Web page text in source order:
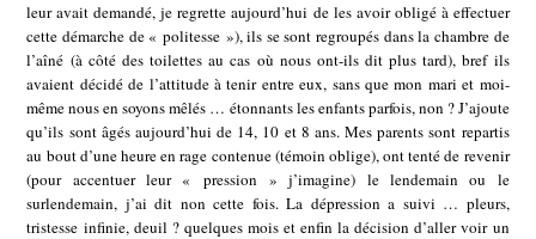
leur avait demandé, je regrette aujourd’hui de les avoir obligé à effectuer
cette démarche de « politesse »), ils se sont regroupés dans la chambre de
l’aîné (à côté des toilettes au cas où nous ont-ils dit plus tard), bref ils
avaient décidé de l’attitude à tenir entre eux, sans que mon mari et moi-
même nous en soyons mêlés … étonnants les enfants parfois, non ? J’ajoute
qu’ils sont âgés aujourd’hui de 14, 10 et 8 ans. Mes parents sont repartis
au bout d’une heure en rage contenue (témoin oblige), ont tenté de revenir
(pour accentuer leur « pression » j’imagine) le lendemain ou le
surlendemain, j’ai dit non cette fois. La dépression a suivi … pleurs,
tristesse infinie, deuil ? quelques mois et enfin la décision d’aller voir un